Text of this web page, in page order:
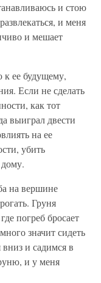
и стою
и меня
и мешает
к ее будущему,
Если не сделать
как тот
выиграл двести
на ее
убить
на вершине
Груня
погреб бросает
значит сидеть
и садимся в
и у меня